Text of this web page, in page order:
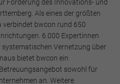
Förderung des Innovations- und
Als eines der größten
verbindet bwcon rund 650
6.000 Expertinnen
Vernetzung über
bietet bwcon ein
sowohl für
an. Weitere